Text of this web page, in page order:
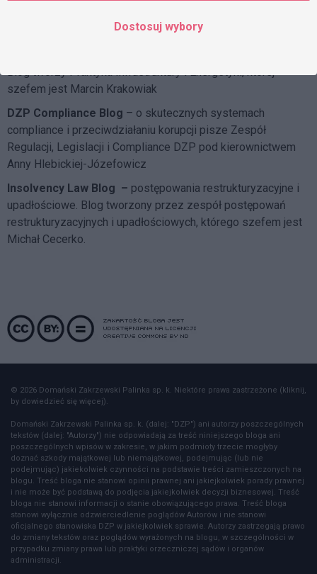
szefem jest Marcin Krakowiak
DZP Compliance Blog – o skutecznych systemach
compliance i przeciwdziałaniu korupcji pisze Zespół
Regulacji, Legislacji i Compliance DZP pod kierownictwem
Anny Hlebickiej-Józefowicz
Insolvency Law Blog – postępowania restrukturyzacyjne i
upadłościowe. Blog tworzony przez zespół postępowań
restrukturyzacyjnych i upadłościowych, którego szefem jest
Michał Cecerko.
© 2026 Domański Zakrzewski Palinka sp. k. Niektóre prawa zastrzeżone (kliknij,
by dowiedzieć się więcej).
Domański Zakrzewski Palinka sp. k. (dalej: "DZP") ani autorzy poszczególnych
tekstów (dalej: "Autorzy") nie odpowiadają za treść niniejszego bloga ani
poszczególnych wpisów w zakresie, w jakim podmioty trzecie mogłyby
doznać szkody majątkowej lub niemajątkowej, podejmując (lub nie
podejmując) jakiekolwiek czynności na podstawie treści zamieszczonych na
blogu. Treść bloga nie stanowi opinii prawnej ani jakiejkolwiek porady prawnej
i nie może być podstawą do podjęcia jakiejkolwiek decyzji biznesowej. Treść
bloga nie stanowi informacji o stanie obowiązującego prawa. Treść bloga
stanowi wyłącznie odzwierciedlenie poglądów Autorów i nie stanowi
oficjalnego stanowiska DZP w jakiejkolwiek sprawie. Autorzy zastrzegają prawo
do zmiany tekstów oraz poglądów wyrażonych na blogu, w szczególności w
przypadku zmiany prawa lub praktyki orzeczniczej sądów i organów
administracji.
Dostosuj wybory